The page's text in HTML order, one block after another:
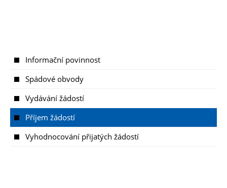
Informační povinnost
Spádové obvody
Vydávání žádostí
Příjem žádostí
Vyhodnocování přijatých žádostí